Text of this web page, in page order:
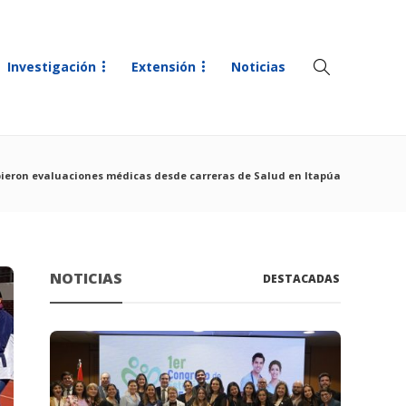
Investigación Extensión Noticias
evaluaciones médicas desde carreras de Salud en Itapúa
NOTICIAS DESTACADAS